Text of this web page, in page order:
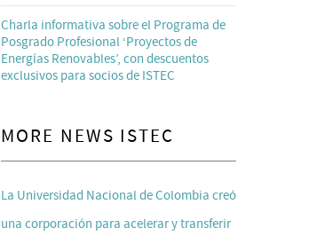
Charla informativa sobre el Programa de
Posgrado Profesional ‘Proyectos de
Energías Renovables’, con descuentos
exclusivos para socios de ISTEC
MORE NEWS ISTEC
La Universidad Nacional de Colombia creó
una corporación para acelerar y transferir